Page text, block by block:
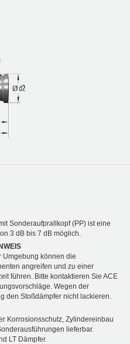
Sonderaufprallkopf (PP) ist eine
3 dB bis 7 dB möglich.
Umgebung können die
angreifen und zu einer
führen. Bitte kontaktieren Sie ACE
Wegen der
den Stoßdämpfer nicht lackieren.
Korrosionsschutz, Zylindereinbau
lieferbar.
LT Dämpfer.